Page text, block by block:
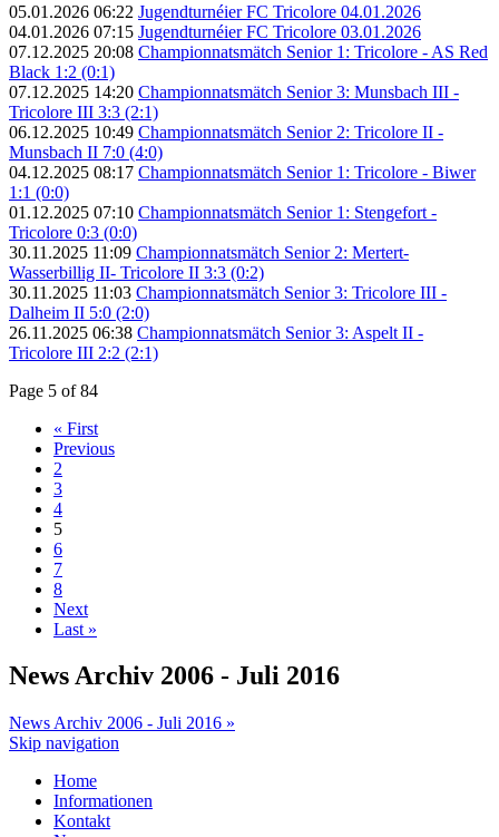
05.01.2026 06:22 Jugendturnéier FC Tricolore 04.01.2026
04.01.2026 07:15 Jugendturnéier FC Tricolore 03.01.2026
07.12.2025 20:08 Championnatsmätch Senior 1: Tricolore - AS Red
Black 1:2 (0:1)
07.12.2025 14:20 Championnatsmätch Senior 3: Munsbach III -
Tricolore III 3:3 (2:1)
06.12.2025 10:49 Championnatsmätch Senior 2: Tricolore II -
Munsbach II 7:0 (4:0)
04.12.2025 08:17 Championnatsmätch Senior 1: Tricolore - Biwer
1:1 (0:0)
01.12.2025 07:10 Championnatsmätch Senior 1: Stengefort -
Tricolore 0:3 (0:0)
30.11.2025 11:09 Championnatsmätch Senior 2: Mertert-
Wasserbillig II- Tricolore II 3:3 (0:2)
30.11.2025 11:03 Championnatsmätch Senior 3: Tricolore III -
Dalheim II 5:0 (2:0)
26.11.2025 06:38 Championnatsmätch Senior 3: Aspelt II -
Tricolore III 2:2 (2:1)
Page 5 of 84
« First
Previous
2
3
4
5
6
7
8
Next
Last »
News Archiv 2006 - Juli 2016
News Archiv 2006 - Juli 2016 »
Skip navigation
Home
Informationen
Kontakt